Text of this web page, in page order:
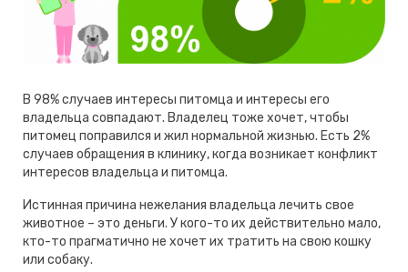
В 98% случаев интересы питомца и интересы его
владельца совпадают. Владелец тоже хочет, чтобы
питомец поправился и жил нормальной жизнью. Есть 2%
случаев обращения в клинику, когда возникает конфликт
интересов владельца и питомца.
Истинная причина нежелания владельца лечить свое
животное – это деньги. У кого-то их действительно мало,
кто-то прагматично не хочет их тратить на свою кошку
или собаку.